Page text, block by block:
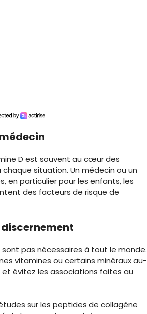
D est souvent au cœur des
situation. Un médecin ou un
en particulier pour les enfants, les
des facteurs de risque de
pas nécessaires à tout le monde.
vitamines ou certains minéraux au-
évitez les associations faites au
sur les peptides de collagène